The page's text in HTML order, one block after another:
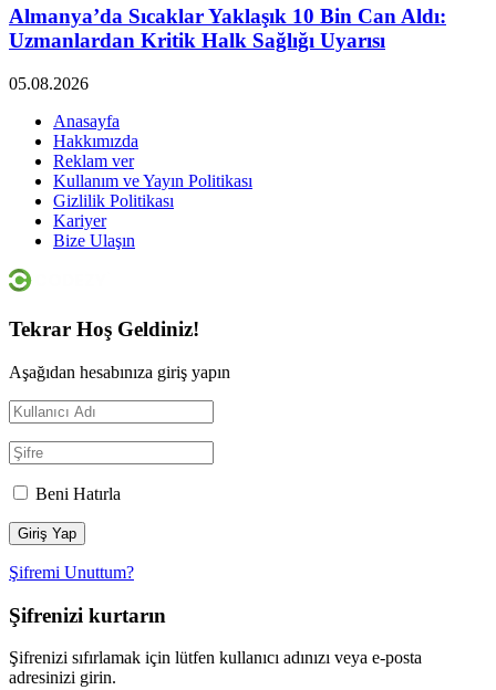
Almanya’da Sıcaklar Yaklaşık 10 Bin Can Aldı:
Uzmanlardan Kritik Halk Sağlığı Uyarısı
05.08.2026
Anasayfa
Hakkımızda
Reklam ver
Kullanım ve Yayın Politikası
Gizlilik Politikası
Kariyer
Bize Ulaşın
Tekrar Hoş Geldiniz!
Aşağıdan hesabınıza giriş yapın
Beni Hatırla
Şifremi Unuttum?
Şifrenizi kurtarın
Şifrenizi sıfırlamak için lütfen kullanıcı adınızı veya e-posta
adresinizi girin.